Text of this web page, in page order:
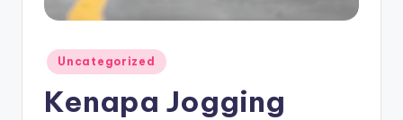
Posted
in
Uncategorized
Kenapa Jogging